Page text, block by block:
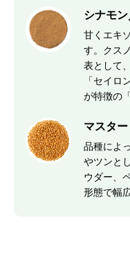
シナモ
甘くエキ
す。クス
表として
「セイロ
が特徴の
マスタ
品種によ
やツンと
ウダー、
形態で幅